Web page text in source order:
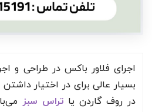
اجرای فلاور باکس در طراحی و
بسیار عالی برای در اختیار
در روف گاردن یا تراس سبز